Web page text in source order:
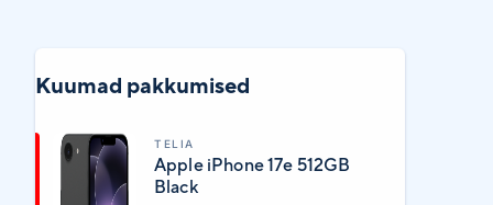
Kuumad pakkumised
TELIA
Apple iPhone 17e 512GB
Black